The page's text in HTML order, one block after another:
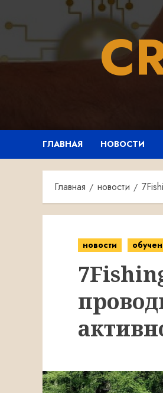
ГЛАВНАЯ НОВОСТИ
Главная новости
новости